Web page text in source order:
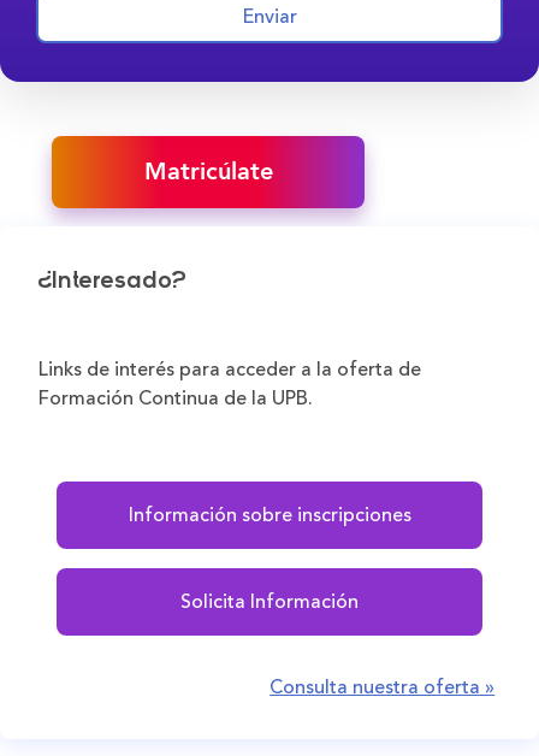
Enviar
Matricúlate
¿Interesado?
Links de interés para acceder a la oferta de
Formación Continua de la UPB.
Información sobre inscripciones
Solicita Información
Consulta nuestra oferta »